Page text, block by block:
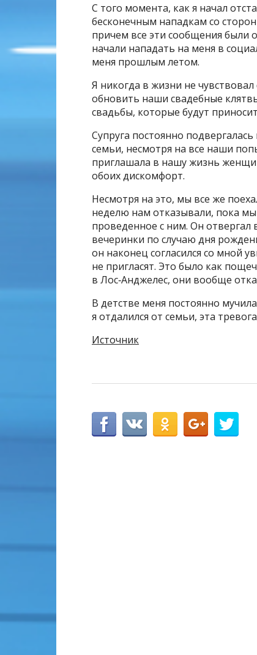
С того момента, как я начал
бесконечным нападкам со
причем все эти сообщения были
начали нападать на меня в
меня прошлым летом.
Я никогда в жизни не
обновить наши свадебные
свадьбы, которые будут
Супруга постоянно
семьи, несмотря на все наши
приглашала в нашу жизнь
обоих дискомфорт.
Несмотря на это, мы все же
неделю нам отказывали, пока
проведенное с ним. Он
вечеринки по случаю дня
он наконец согласился со мной
не пригласят. Это было как
в Лос‑Анджелес, они вообще
В детстве меня постоянно
я отдалился от семьи, эта
Источник